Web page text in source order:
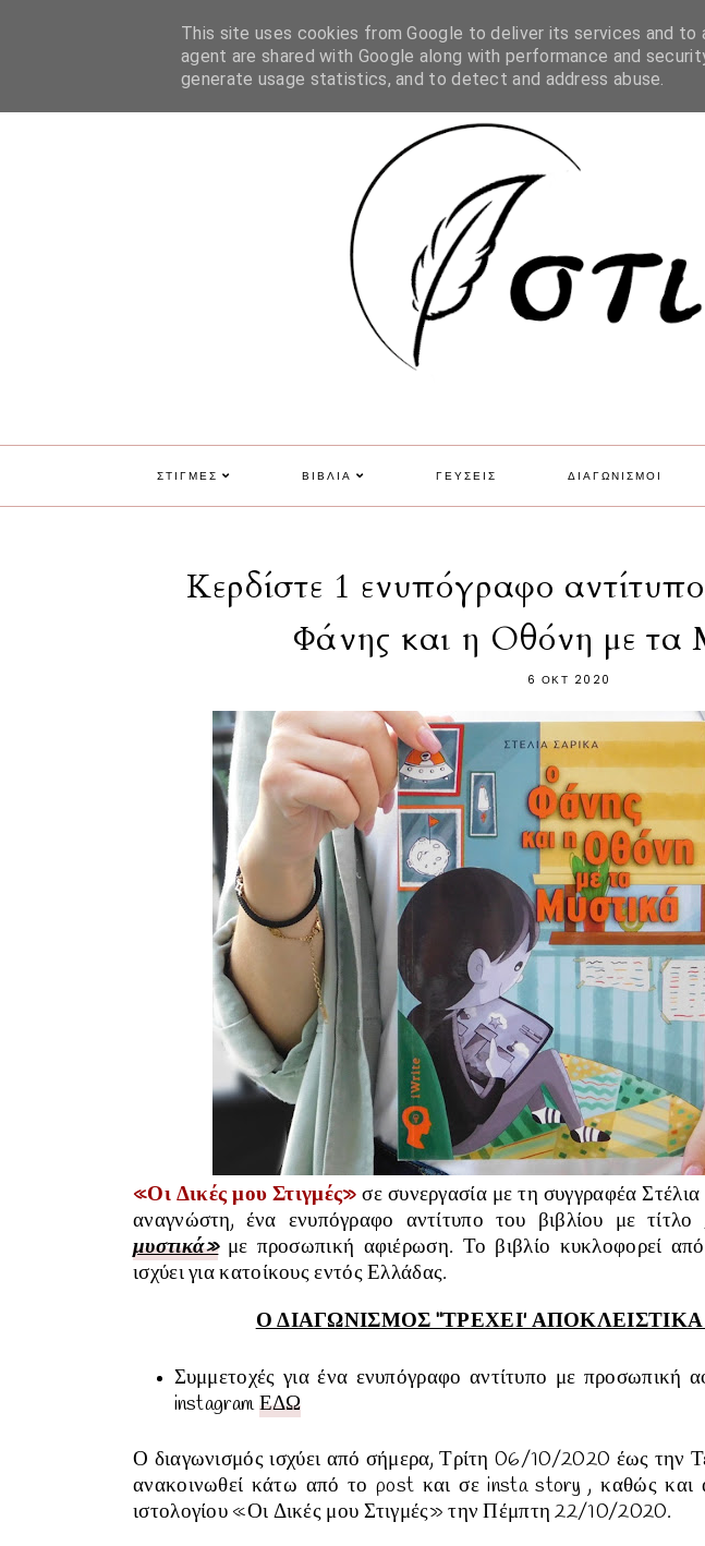
ΠΟΙΑ ΕΙΜΑΙ ΕΠΙΚΟΙΝΩΝΙΑ GDPR SITE MAP
ΣΤΙΓΜΕΣ ΒΙΒΛΙΑ ΓΕΥΣΕΙΣ ΔΙΑΓΩΝΙΣΜΟΙ
Κερδίστε 1 ενυπόγραφο
Φάνης και η Οθόνη με τα
6 ΟΚΤ 2020
«Οι Δικές μου Στιγμές» σε συνεργασία με τη συγγραφέα
αναγνώστη, ένα ενυπόγραφο αντίτυπο του βιβλίου με τίτλο
μυστικά» με προσωπική αφιέρωση. Το βιβλίο κυκλοφορεί από
ισχύει για κατοίκους εντός Ελλάδας.
Ο ΔΙΑΓΩΝΙΣΜΟΣ "ΤΡΕΧΕΙ' ΑΠΟΚΛΕΙΣΤΙΚΑ
Συμμετοχές για ένα ενυπόγραφο αντίτυπο με προσωπική
instagramΕΔΩ
Ο διαγωνισμός ισχύει από σήμερα, Τρίτη 06/10/2020 έως
ανακοινωθεί κάτω από το post και σε insta story, καθώς και
ιστολογίου «Οι Δικές μου Στιγμές» την Πέμπτη 22/10/2020.
This site uses cookies from Google to deliver its services and to
agent are shared with Google along with performance and
generate usage statistics, and to detect and address abuse.